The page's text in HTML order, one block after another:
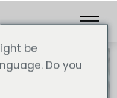
be
Do you